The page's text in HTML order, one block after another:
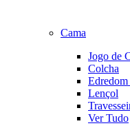
Cama
Jogo de
Colcha
Edredom
Lençol
Ver Tudo